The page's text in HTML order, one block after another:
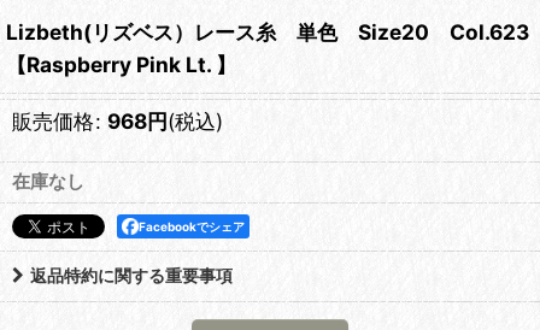
Lizbeth(リズベス）レース糸 単色 Size20 Col.623
【Raspberry Pink Lt. 】
販売価格: 968円(税込)
在庫なし
Facebookでシェア
返品特約に関する重要事項